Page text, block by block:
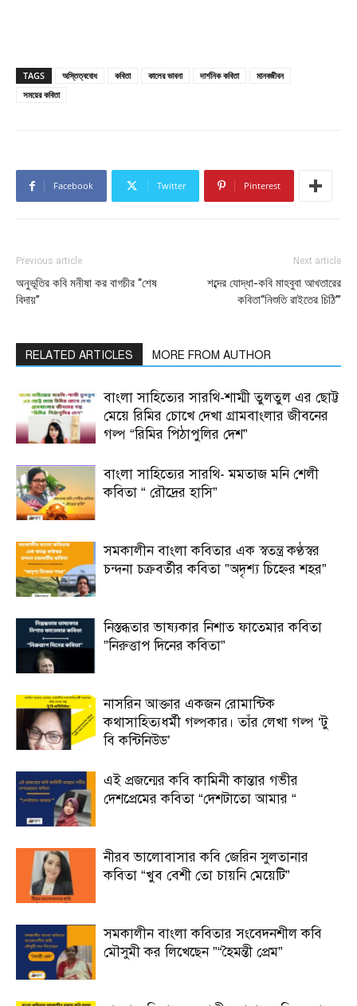
TAGS অস্তিত্ববোধ কবিতা কালের ভাবনা দার্শনিক কবিতা
মানবজীবন
সময়ের কবিতা
Facebook Twitter Pinterest
Previous article
অনুভূতির কবি মনীষা কর বাগচীর “শেষ
বিদায়”
Next article
শব্দের যোদ্ধা-কবি মাহবুবা আখতারের
কবিতা“নিশুতি রাইতের চিঠি’”
RELATED ARTICLES MORE FROM AUTHOR
বাংলা সাহিত্যের সারথি-শাম্মী তুলতুল এর ছোট্ট
মেয়ে রিমির চোখে দেখা গ্রামবাংলার জীবনের
গল্প “রিমির পিঠাপুলির দেশ”
বাংলা সাহিত্যের সারথি- মমতাজ মনি শেলী
কবিতা “ রৌদ্রের হাসি”
সমকালীন বাংলা কবিতার এক স্বতন্ত্র কণ্ঠস্বর
চন্দনা চক্রবর্তীর কবিতা ”অদৃশ্য চিহ্নের শহর”
নিস্তব্ধতার ভাষ্যকার নিশাত ফাতেমার কবিতা
”নিরুত্তাপ দিনের কবিতা”
নাসরিন আক্তার একজন রোমান্টিক
কথাসাহিত্যধর্মী গল্পকার। তাঁর লেখা গল্প ‘টু
বি কন্টিনিউড’
এই প্রজন্মের কবি কামিনী কান্তার গভীর
দেশপ্রেমের কবিতা “দেশটাতো আমার “
নীরব ভালোবাসার কবি জেরিন সুলতানার
কবিতা “খুব বেশী তো চায়নি মেয়েটি”
সমকালীন বাংলা কবিতার সংবেদনশীল কবি
মৌসুমী কর লিখেছেন ”“হৈমন্তী প্রেম”